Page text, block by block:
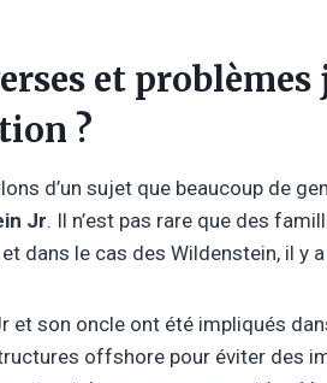
et
?
d’un sujet que beaucoup de
Jr. Il n’est pas rare que des
dans le cas des Wildenstein, il y
et son oncle ont été impliqués
offshore pour éviter des